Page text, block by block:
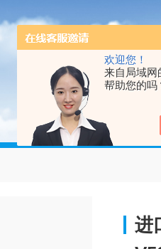
欢迎您！
来自局域网
帮助您的吗
进